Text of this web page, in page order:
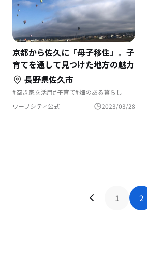
京都から佐久に「母子移住」。子
育てを通して見つけた地方の魅力
長野県佐久市
空き家を活用 子育て 畑のある暮らし
田園風景 独自取材 文化をつなぐ
自然と暮らす 遊び場が近い
結婚を機に移住
ワープシティ公式 2023/03/28
1 2